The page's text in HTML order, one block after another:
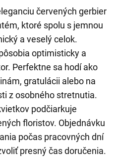
červených gerbier
ktoré spolu s jemnou
a veselý celok.
optimisticky a
Perfektne sa hodí ako
gratulácii alebo na
z osobného stretnutia.
podčiarkuje
floristov. Objednávku
počas pracovných dní
presný čas doručenia.